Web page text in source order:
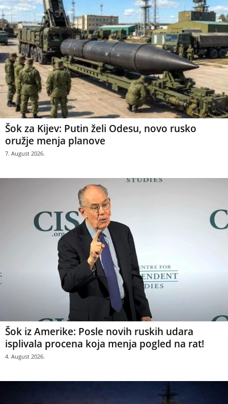
Šok za Kijev: Putin želi Odesu, novo rusko
oružje menja planove
7. August 2026.
Šok iz Amerike: Posle novih ruskih udara
isplivala procena koja menja pogled na rat!
4. August 2026.